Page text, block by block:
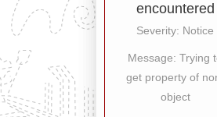
encountered
Severity: Notice
Message: Trying
get property of
object